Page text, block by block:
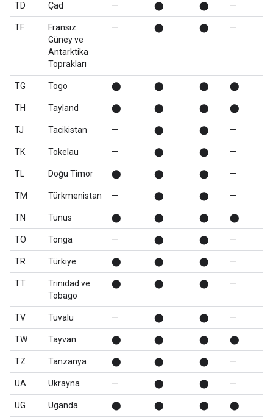
TD Çad — ⬤ ⬤ —
TF
Fransız
Güney ve
Antarktika
Toprakları
— ⬤ ⬤ —
TG Togo ⬤ ⬤ ⬤ ⬤
TH Tayland ⬤ ⬤ ⬤ ⬤
TJ Tacikistan — ⬤ ⬤ —
TK Tokelau — ⬤ ⬤ —
TL Doğu Timor ⬤ ⬤ ⬤ —
TM Türkmenistan — ⬤ ⬤ —
TN Tunus ⬤ ⬤ ⬤ ⬤
TO Tonga — ⬤ ⬤ —
TR Türkiye ⬤ ⬤ ⬤ —
TT
Trinidad ve
Tobago
⬤ ⬤ ⬤ —
TV Tuvalu — ⬤ ⬤ —
TW Tayvan ⬤ ⬤ ⬤ ⬤
TZ Tanzanya ⬤ ⬤ ⬤ —
UA Ukrayna — ⬤ ⬤ —
UG Uganda ⬤ ⬤ ⬤ ⬤